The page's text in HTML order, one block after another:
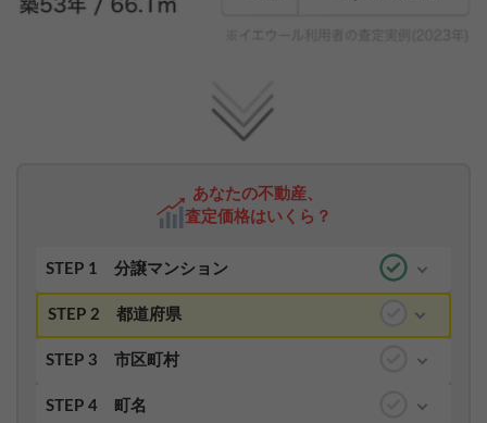
あなたの不動産、
査定価格はいくら？
STEP 1 分譲マンション
STEP 2 都道府県
STEP 3 市区町村
STEP 4 町名